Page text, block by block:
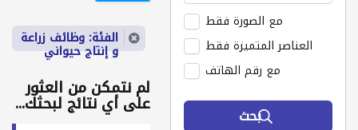
مع الصورة فقط
العناصر المتميزة فقط
مع رقم الهاتف
بحث
الفئة: وظائف زراعة
و إنتاج حيواني
لم نتمكن من العثور
على أي نتائج لبحثك...